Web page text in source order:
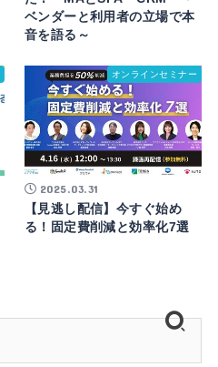
ベンダーと利用者の立場で本
音を語る～
オンラインセミナー
2025.03.31
【見逃し配信】今すぐ始め
る！固定費削減と効率化7選